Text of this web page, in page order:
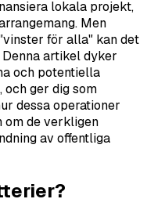
lokala projekt,
Men
för alla" kan det
artikel dyker
och potentiella
ger dig som
dessa operationer
om de verkligen
av offentliga